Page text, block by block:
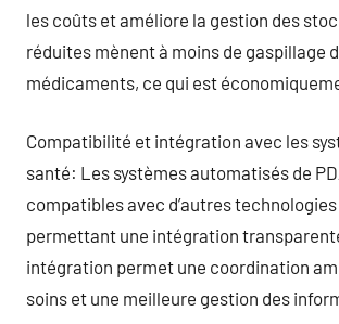
les coûts et améliore la gestion des
réduites mènent à moins de gaspillage
médicaments, ce qui est
Compatibilité et intégration avec les
santé: Les systèmes automatisés de
compatibles avec d’autres
permettant une intégration
intégration permet une coordination
soins et une meilleure gestion des